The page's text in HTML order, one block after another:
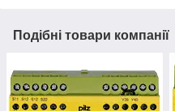
Подібні товари компанії